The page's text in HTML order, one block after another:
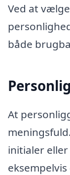
Ved at
både
At
initialer